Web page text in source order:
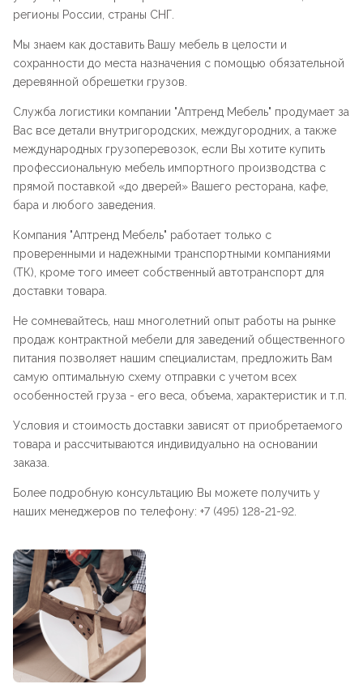
регионы России, страны СНГ.
Мы знаем как доставить Вашу мебель в целости и
сохранности до места назначения с помощью обязательной
деревянной обрешетки грузов.
Служба логистики компании "Аптренд Мебель" продумает за
Вас все детали внутригородских, междугородних, а также
международных грузоперевозок, если Вы хотите купить
профессиональную мебель импортного производства с
прямой поставкой «до дверей» Вашего ресторана, кафе,
бара и любого заведения.
Компания "Аптренд Мебель" работает только с
проверенными и надежными транспортными компаниями
(ТК), кроме того имеет собственный автотранспорт для
доставки товара.
Не сомневайтесь, наш многолетний опыт работы на рынке
продаж контрактной мебели для заведений общественного
питания позволяет нашим специалистам, предложить Вам
самую оптимальную схему отправки с учетом всех
особенностей груза - его веса, объема, характеристик и т.п.
Условия и стоимость доставки зависят от приобретаемого
товара и рассчитываются индивидуально на основании
заказа.
Более подробную консультацию Вы можете получить у
наших менеджеров по телефону: +7 (495) 128-21-92.